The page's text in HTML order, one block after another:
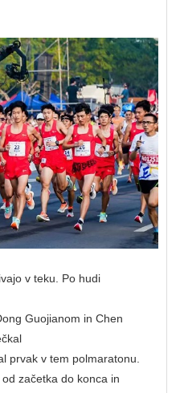
v teku. Po hudi
Guojianom in Chen
prvak v tem polmaratonu.
začetka do konca in